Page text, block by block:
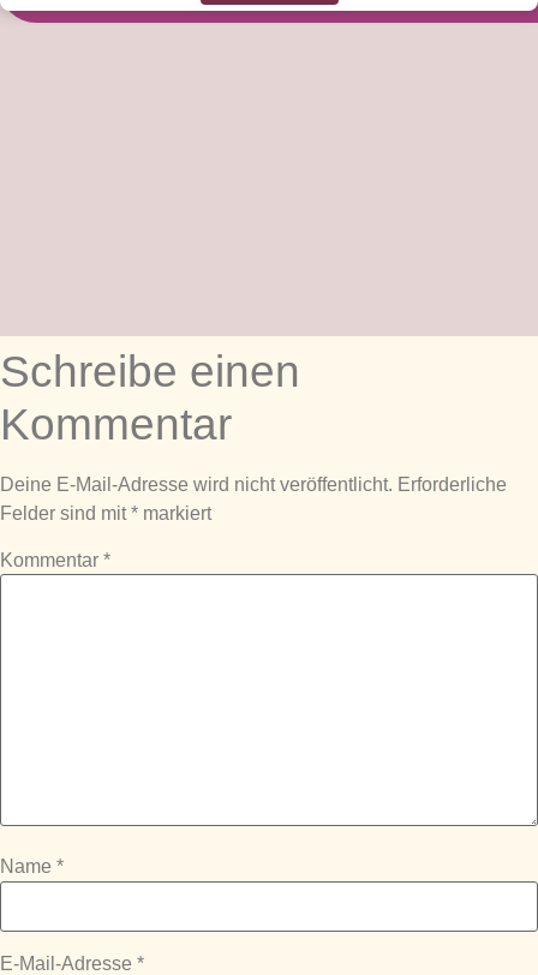
Schreibe einen
Kommentar
Deine E-Mail-Adresse wird nicht veröffentlicht. Erforderliche
Felder sind mit* markiert
Kommentar *
Name *
E-Mail-Adresse *